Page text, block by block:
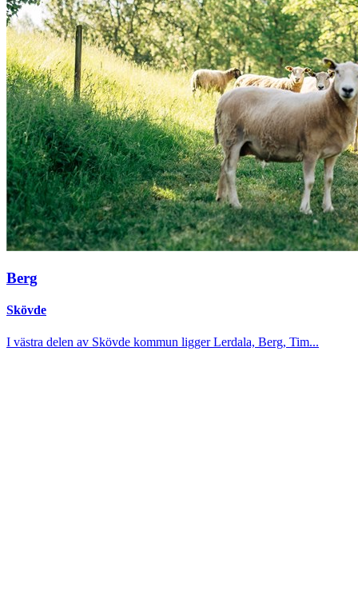
Berg
Skövde
I västra delen av Skövde kommun ligger Lerdala, Berg, Tim...